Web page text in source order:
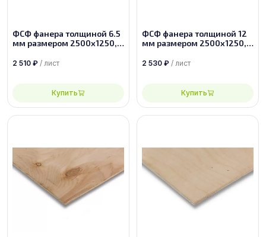
ФСФ фанера толщиной 6.5
мм размером 2500х1250,
2 510 ₽ / лист
Купить
ФСФ фанера толщиной 12
мм размером 2500х1250,
2 530 ₽ / лист
Купить